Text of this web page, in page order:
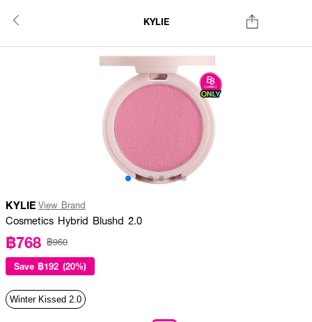
KYLIE
KYLIE View Brand
Cosmetics Hybrid Blushd 2.0
฿768 ฿960
Save ฿192 (20%)
Winter Kissed 2.0